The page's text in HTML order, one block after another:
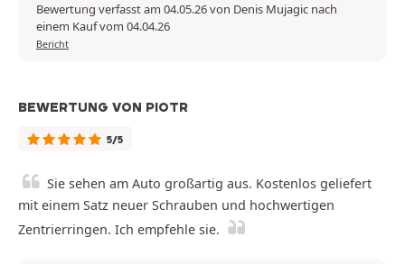
Bewertung verfasst am 04.05.26 von Denis Mujagic nach
einem Kauf vom 04.04.26
Bericht
BEWERTUNG VON PIOTR
5/5
Sie sehen am Auto großartig aus. Kostenlos geliefert
mit einem Satz neuer Schrauben und hochwertigen
Zentrierringen. Ich empfehle sie.